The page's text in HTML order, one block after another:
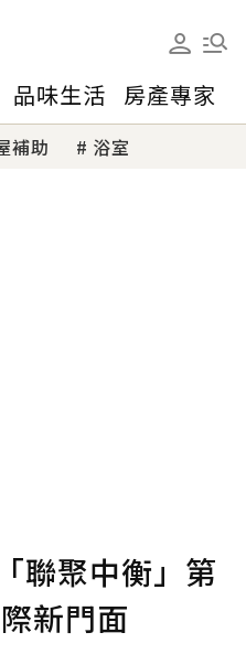
品味生活 房產專家
補助 浴室
聯聚中衡」第
新門面